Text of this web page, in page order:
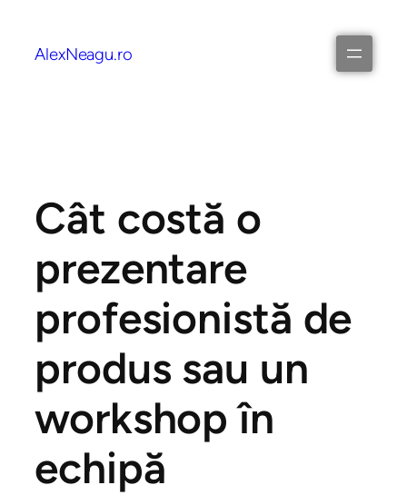
AlexNeagu.ro
Cât costă o
prezentare
profesionistă de
produs sau un
workshop în
echipă